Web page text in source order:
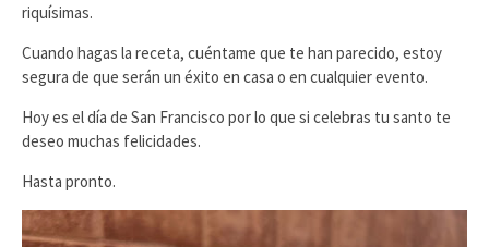
riquísimas.
Cuando hagas la receta, cuéntame que te han parecido, estoy
segura de que serán un éxito en casa o en cualquier evento.
Hoy es el día de San Francisco por lo que si celebras tu santo te
deseo muchas felicidades.
Hasta pronto.